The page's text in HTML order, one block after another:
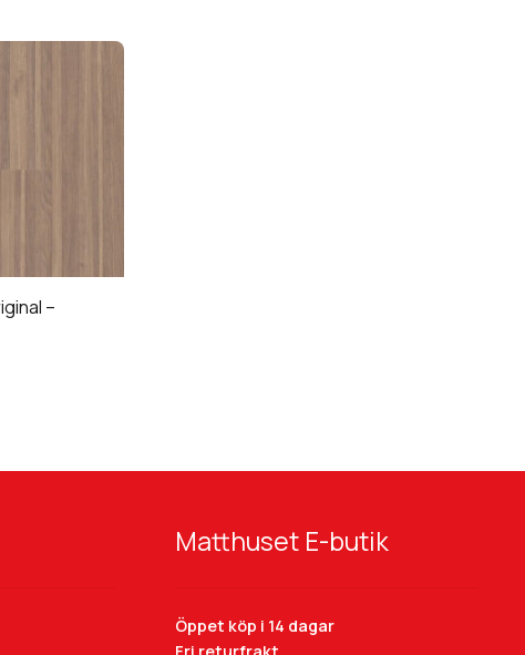
variera mellan olika datorer beroende på
–
Matthuset E-butik
Öppet köp i 14 dagar